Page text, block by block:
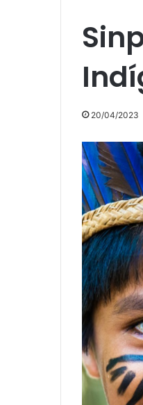
20/04/2023